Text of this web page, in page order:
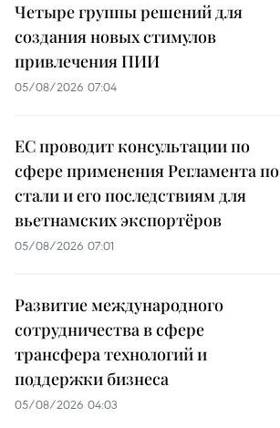
Четыре группы решений для
создания новых стимулов
привлечения ПИИ
05/08/2026 07:04
ЕС проводит консультации по
сфере применения Регламента по
стали и его последствиям для
вьетнамских экспортёров
05/08/2026 07:01
Развитие международного
сотрудничества в сфере
трансфера технологий и
поддержки бизнеса
05/08/2026 04:03